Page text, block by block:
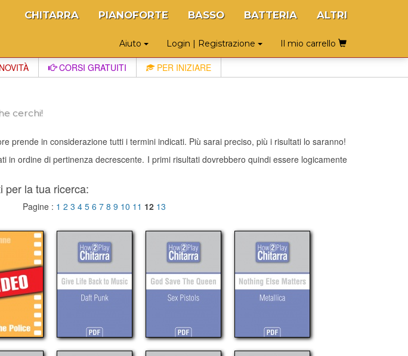
CHITARRA PIANOFORTE BASSO BATTERIA ALTRI
Aiuto Login | Registrazione Il mio carrello
CORSI GRATUITI PER INIZIARE
cerchi!
prende in considerazione tutti i termini indicati. Più sarai preciso, più i risultati lo saranno!
in ordine di pertinenza decrescente. I primi risultati dovrebbero quindi essere logicamente
per la tua ricerca:
Pagine : 1 2 3 4 5 6 7 8 9 10 11 12 13